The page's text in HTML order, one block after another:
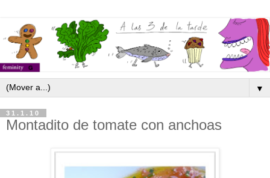
▼
31.1.10
Montadito de tomate con anchoas